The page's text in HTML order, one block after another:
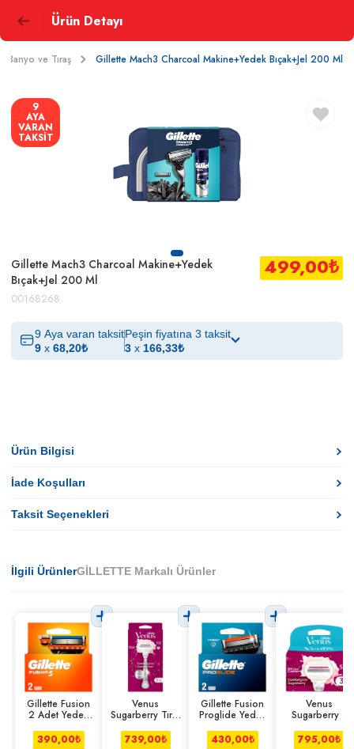
Ürün Detayı
Banyo ve Tıraş Gillette Mach3 Charcoal Makine+Yedek Bıçak+Jel 200 Ml
9
AYA
VARAN
TAKSİT
Gillette Mach3 Charcoal Makine+Yedek
Bıçak+Jel 200 Ml
00168268
499,00₺
9 Aya varan taksit
9 x 68,20₺
Peşin fiyatına 3 taksit
3 x 166,33₺
Ürün Bilgisi
İade Koşulları
Taksit Seçenekleri
İlgili ÜrünlerGİLLETTE Markalı Ürünler
Gillette Fusion
2 Adet Yedek
390,00₺
Venus
Sugarberry Tıraş
739,00₺
Gillette Fusion
Proglide Yedek
Adet
430,00₺
Venus
Sugarberry 5
Bıçak 3lü
795,00₺